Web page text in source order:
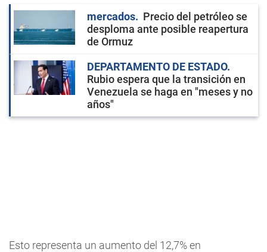
mercados
Precio del petróleo se
desploma ante posible reapertura
de Ormuz
DEPARTAMENTO DE ESTADO
Rubio espera que la transición en
Venezuela se haga en "meses y no
años"
Esto representa un aumento del 12,7% en